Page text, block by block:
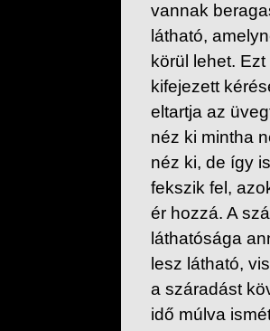
vannak
látható,
körül lehet.
kifejezett
eltartja az
néz ki mintha
néz ki, de így
fekszik fel,
ér hozzá. A
láthatósága
lesz látható,
a száradást
idő múlva